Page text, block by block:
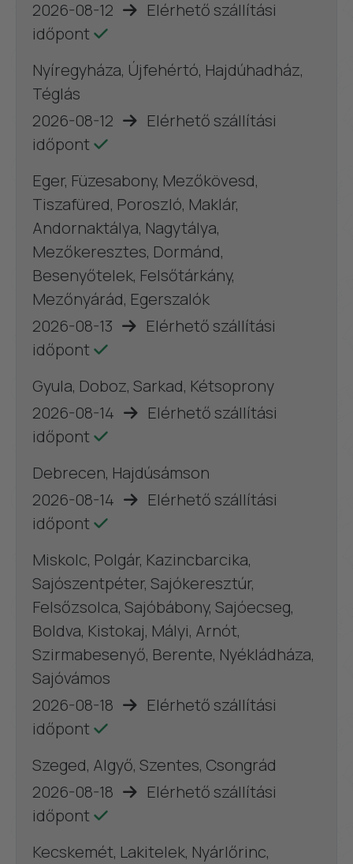
2026-08-12
Elérhető szállítási
időpont
Nyíregyháza, Újfehértó, Hajdúhadház,
Téglás
2026-08-12
Elérhető szállítási
időpont
Eger, Füzesabony, Mezőkövesd,
Tiszafüred, Poroszló, Maklár,
Andornaktálya, Nagytálya,
Mezőkeresztes, Dormánd,
Besenyőtelek, Felsőtárkány,
Mezőnyárád, Egerszalók
2026-08-13
Elérhető szállítási
időpont
Gyula, Doboz, Sarkad, Kétsoprony
2026-08-14
Elérhető szállítási
időpont
Debrecen, Hajdúsámson
2026-08-14
Elérhető szállítási
időpont
Miskolc, Polgár, Kazincbarcika,
Sajószentpéter, Sajókeresztúr,
Felsőzsolca, Sajóbábony, Sajóecseg,
Boldva, Kistokaj, Mályi, Arnót,
Szirmabesenyő, Berente, Nyékládháza,
Sajóvámos
2026-08-18
Elérhető szállítási
időpont
Szeged, Algyő, Szentes, Csongrád
2026-08-18
Elérhető szállítási
időpont
Kecskemét, Lakitelek, Nyárlőrinc,